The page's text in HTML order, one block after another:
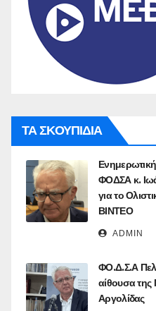
ΤΑ ΣΚΟΥΠΙΔΙΑ
ΦΟΔΣΑ κ.
για το
ΒΙΝΤΕΟ
ADMIN
ΦΟ.Δ.Σ.Α
αίθουσα της
Αργολίδας